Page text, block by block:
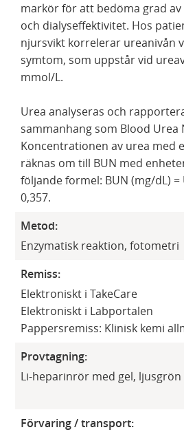
markör för att bedöma grad
och dialyseffektivitet. Hos
njursvikt korrelerar ureanivån
symtom, som uppstår vid
mmol/L.
Urea analyseras och
sammanhang som Blood Urea
Koncentrationen av urea med
räknas om till BUN med
följande formel: BUN (mg/dL)
0,357.
Metod:
Enzymatisk reaktion, fotometri
Remiss:
Elektroniskt i TakeCare
Elektroniskt i Labportalen
Pappersremiss: Klinisk kemi
Provtagning:
Li-heparinrör med gel,
Förvaring / transport: